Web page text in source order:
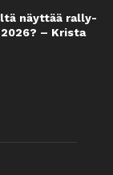
näyttää rally-
– Krista